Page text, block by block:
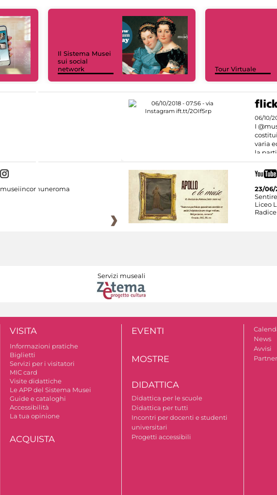
Il Sistema Musei
sui social
network
Tour Virtuale
06/10/
I
varia
la
museiincomuneroma
23/06/
Liceo
Radice
Servizi museali
VISITA
Informazioni pratiche
Biglietti
Servizi per i visitatori
MIC card
Visite didattiche
Le APP del Sistema Musei
Guide e cataloghi
Accessibilità
La tua opinione
ACQUISTA
EVENTI
MOSTRE
DIDATTICA
Didattica per le scuole
Didattica per tutti
Incontri per docenti e studenti
universitari
Progetti accessibili
News
Avvisi
Partner